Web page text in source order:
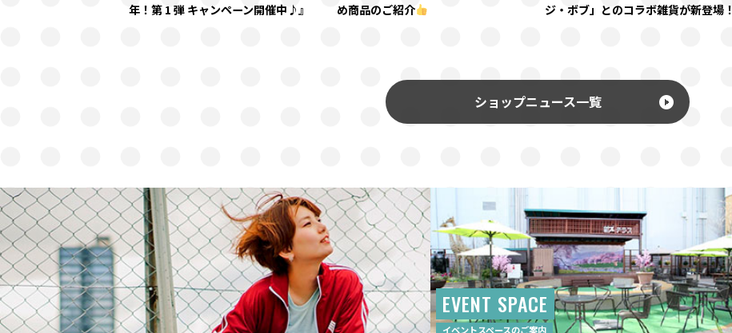
年！第 1 弾 キャンペーン開催中♪』
め商品のご紹介
ジ・ボブ」とのコラボ雑貨が新登場！
ショップニュース一覧
EVENT SPACE
イベントスペースのご案内